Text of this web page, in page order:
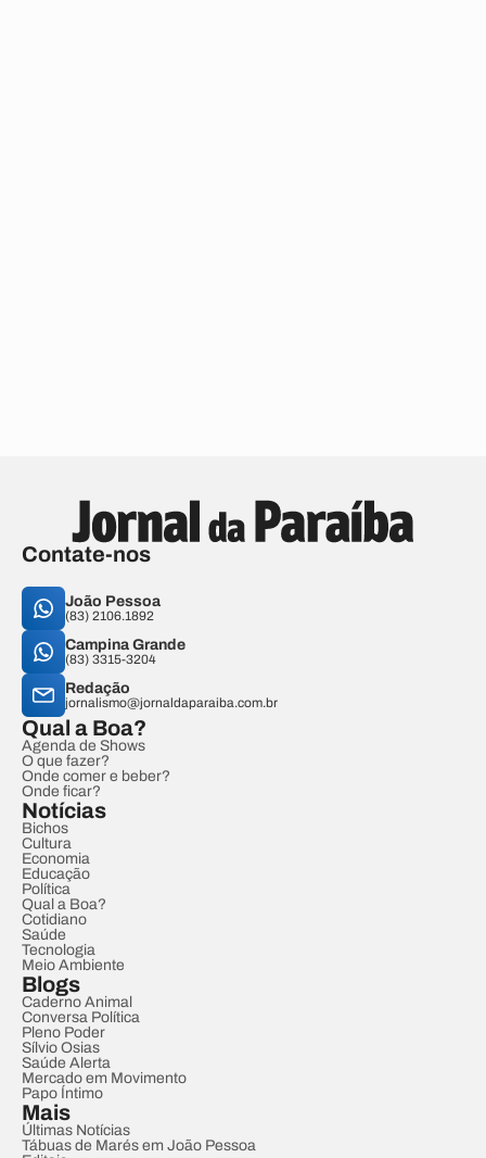
Contate-nos
João Pessoa
(83) 2106.1892
Campina Grande
(83) 3315-3204
Redação
jornalismo@jornaldaparaiba.com.br
Qual a Boa?
Agenda de Shows
O que fazer?
Onde comer e beber?
Onde ficar?
Notícias
Bichos
Cultura
Economia
Educação
Política
Qual a Boa?
Cotidiano
Saúde
Tecnologia
Meio Ambiente
Blogs
Caderno Animal
Conversa Política
Pleno Poder
Sílvio Osias
Saúde Alerta
Mercado em Movimento
Papo Íntimo
Mais
Últimas Notícias
Tábuas de Marés em João Pessoa